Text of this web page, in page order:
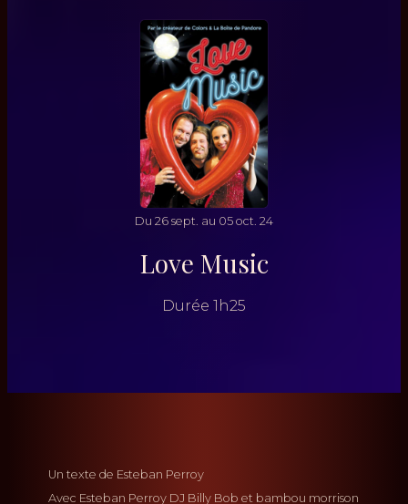
Du 26 sept. au 05 oct. 24
Love Music
Durée 1h25
Un texte de Esteban Perroy
Avec Esteban Perroy DJ Billy Bob
bambou morrison